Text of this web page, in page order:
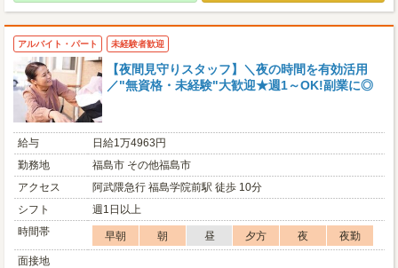
アルバイト・パート 未経験者歓迎
【夜間見守りスタッフ】＼夜の時間を有効活用
／"無資格・未経験"大歓迎★週1～OK!副業に◎
給与
日給1万4963円
勤務地
福島市 その他福島市
アクセス
阿武隈急行 福島学院前駅 徒歩 10分
シフト
週1日以上
時間帯
早朝 朝 昼 夕方 夜
夜勤
面接地